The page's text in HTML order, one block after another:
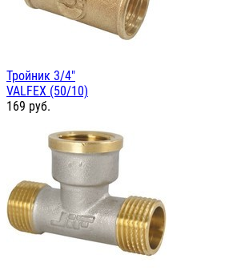
Тройник 3/4"
VALFEX (50/10)
169 руб.